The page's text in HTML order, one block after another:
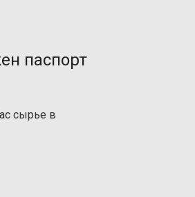
паспорт
сырье в